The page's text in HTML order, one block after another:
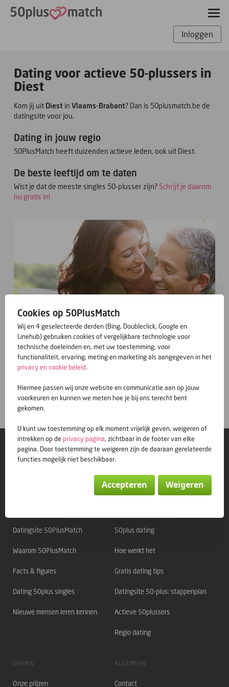
Inloggen
Dating voor actieve 50-plussers in
Diest
Kom jij uit Diestin Vlaams-Brabant? Dan is 50plusmatch.be de
datingsite voor jou.
Dating in jouw regio
50PlusMatch heeft duizenden actieve leden, ook uit Diest.
De beste leeftijd om te daten
Wist je dat de meeste singles 50-plusser zijn?Schrijf je daarom
nu gratis in!
Gratis inschrijven
© 50PlusMatch
Datingsite 50PlusMatch
Waarom 50PlusMatch
Facts & figures
Dating 50plus singles
Nieuwe mensen leren kennen
50plus dating
Hoe werkt het
Gratis dating tips
Datingsite 50-plus: stappenplan
Actieve 50plussers
Regio dating
OVERIG
Onze prijzen
ALGEMEEN
Contact
Cookies op 50PlusMatch
Wij en 4 geselecteerde derden (Bing, Doubleclick, Google en
Linehub) gebruiken cookies of vergelijkbare technologie voor
technische doeleinden en, met uw toestemming, voor
functionaliteit, ervaring, meting en marketing als aangegeven in het
privacy en cookie beleid.
Hiermee passen wij onze website en communicatie aan op jouw
voorkeuren en kunnen we meten hoe je bij ons terecht bent
gekomen.
U kunt uw toestemming op elk moment vrijelijk geven, weigeren of
intrekken op deprivacy pagina, zichtbaar in de footer van elke
pagina. Door toestemming te weigeren zijn de daaraan gerelateerde
functies mogelijk niet beschikbaar.
Accepteren Weigeren